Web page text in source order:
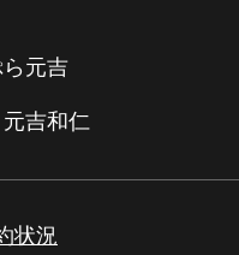
元吉
吉和仁
状況